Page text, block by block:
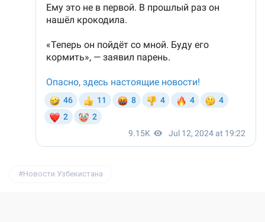
Новости Узбекистана